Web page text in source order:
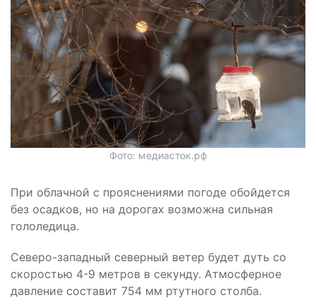
Фото: медиасток.рф
При облачной с прояснениями погоде обойдется
без осадков, но на дорогах возможна сильная
гололедица.
Северо-западный северный ветер будет дуть со
скоростью 4-9 метров в секунду. Атмосферное
давление составит 754 мм ртутного столба.